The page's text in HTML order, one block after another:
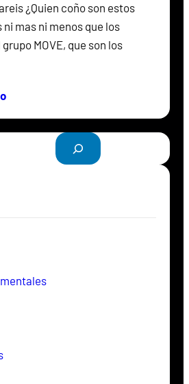
¿Quien coño son estos
ni mas ni menos que los
MOVE, que son los